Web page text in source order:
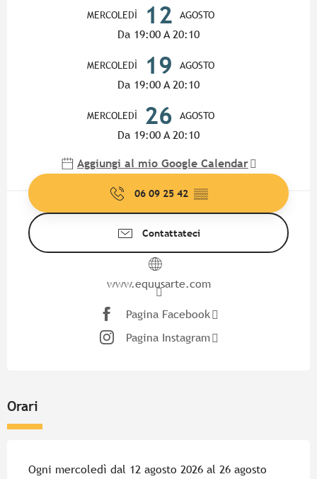
MERCOLEDÌ 12 AGOSTO
Da 19:00 A 20:10
MERCOLEDÌ 19 AGOSTO
Da 19:00 A 20:10
MERCOLEDÌ 26 AGOSTO
Da 19:00 A 20:10
Aggiungi al mio Google Calendar
06 09 25 42 ▒▒
Contattateci
www.equusarte.com
Pagina Facebook
Pagina Instagram
Orari
Ogni mercoledì dal 12 agosto 2026 al 26 agosto